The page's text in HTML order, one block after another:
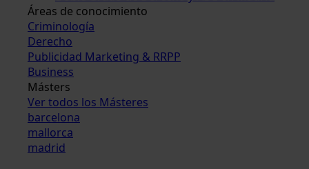
Áreas de conocimiento
Criminología
Derecho
Publicidad Marketing & RRPP
Business
Másters
Ver todos los Másteres
barcelona
mallorca
madrid